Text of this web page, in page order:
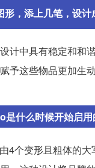
形，添上几笔，设
计中具有稳定和和
予这些物品更加生
什么时候开始启用
4个变形且粗体的大